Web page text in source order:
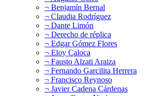
¬ Benjamín Bernal
¬ Claudia Rodríguez
¬ Dante Limón
¬ Derecho de réplica
¬ Edgar Gómez Flores
¬ Eloy Caloca
¬ Fausto Alzati Araiza
¬ Fernando Garcilita Herrera
¬ Francisco Reynoso
¬ Javier Cadena Cárdenas